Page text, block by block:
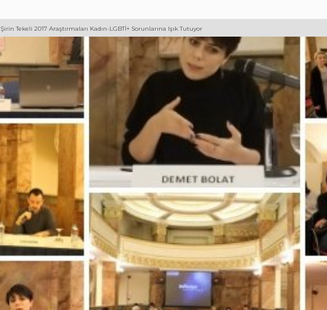
Şirin Tekeli 2017 Araştırmaları Kadın-LGBTİ+ Sorunlarına Işık Tutuyor